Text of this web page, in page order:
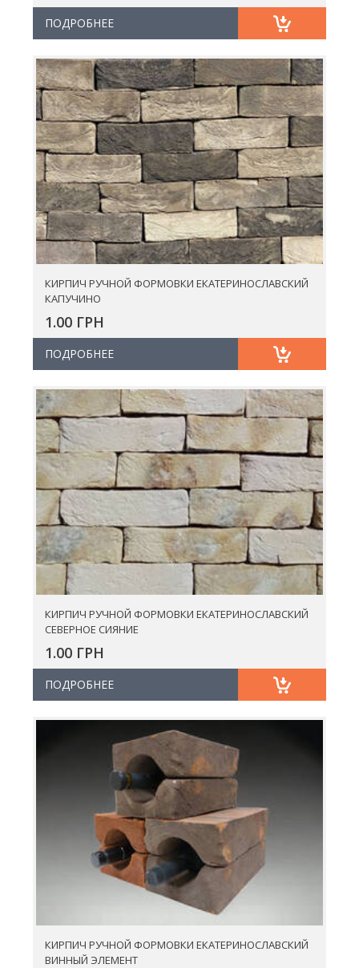
ПОДРОБНЕЕ
КИРПИЧ РУЧНОЙ ФОРМОВКИ ЕКАТЕРИНОСЛАВСКИЙ
КАПУЧИНО
1.00 ГРН
ПОДРОБНЕЕ
КИРПИЧ РУЧНОЙ ФОРМОВКИ ЕКАТЕРИНОСЛАВСКИЙ
СЕВЕРНОЕ СИЯНИЕ
1.00 ГРН
ПОДРОБНЕЕ
КИРПИЧ РУЧНОЙ ФОРМОВКИ ЕКАТЕРИНОСЛАВСКИЙ
ВИННЫЙ ЭЛЕМЕНТ